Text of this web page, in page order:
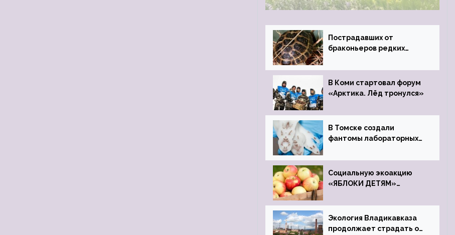
Пострадавших от
браконьеров редких
Ростовский зоопарк
В Коми стартовал форум
«Арктика. Лёд тронулся»
В Томске создали
фантомы лабораторных
Социальную экоакцию
«ЯБЛОКИ ДЕТЯМ»
Экология Владикавказа
продолжает страдать от